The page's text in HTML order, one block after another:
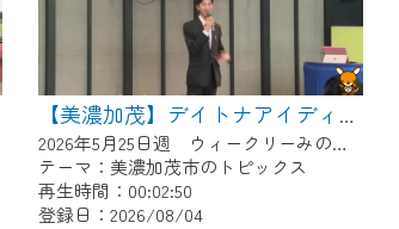
【美濃加茂】デイトナアイディアCONTEST
2026年5月25日週 ウィークリーみのかもにて放送
テーマ：美濃加茂市のトピックス
再生時間：00:02:50
登録日：2026/08/04